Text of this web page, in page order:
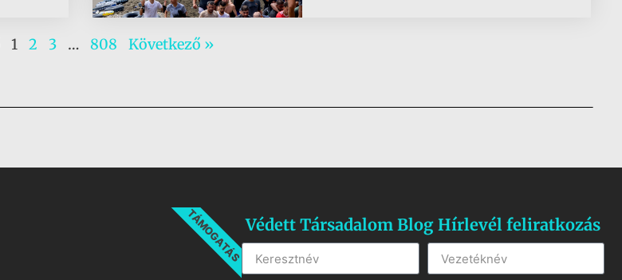
1 2 3 … 808 Következő »
TÁMOGATÁSVédett Társadalom Blog Hírlevél feliratkozás